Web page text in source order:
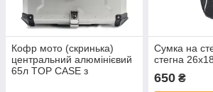
Кофр мото (скринька)
центральний алюмінієвий
65л TOP CASE з
Сумка на
стегна
650₴